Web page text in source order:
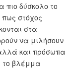
πιο δύσκολο το
στόχος
στα
να μιλήσουν
και πρόσωπα
το βλέμμα